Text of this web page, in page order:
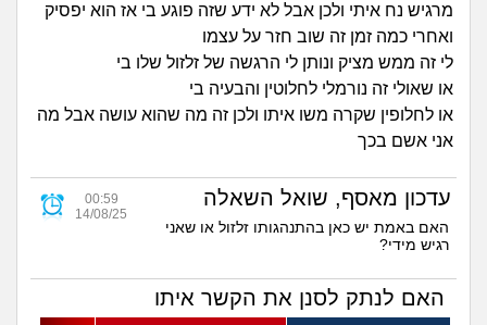
הורות ומשפחה
מתבגרים
מהבקו"ם... ועד מתי?!
לימודים וסטודנטים
עבודה וקריירה
חברים ואנשים
מרגיש נח איתי ולכן אבל לא ידע שזה פוגע בי אז הוא יפסיק
ואחרי כמה זמן זה שוב חזר על עצמו
לי זה ממש מציק ונותן לי הרגשה של זלזול שלו בי
או שאולי זה נורמלי לחלוטין והבעיה בי
או לחלופין שקרה משו איתו ולכן זה מה שהוא עושה אבל מה
אני אשם בכך
עדכון מאסף, שואל השאלה
00:59
14/08/25
האם באמת יש כאן בהתנהגותו זלזול או שאני
רגיש מידי?
האם לנתק לסנן את הקשר איתו